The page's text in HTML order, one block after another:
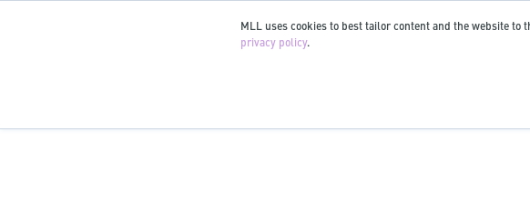
MLL uses cookies to best tailor content and the website
privacy policy.